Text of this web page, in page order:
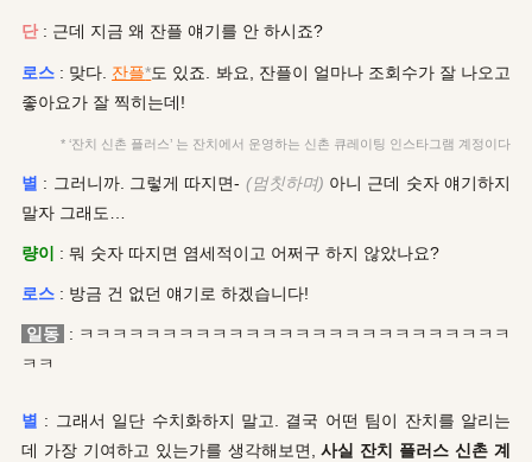
단: 근데 지금 왜 잔플 얘기를 안 하시죠?
로스 : 맞다. 잔플*도 있죠. 봐요, 잔플이 얼마나 조회수가 잘 나오고
좋아요가 잘 찍히는데!
* ‘잔치 신촌 플러스’ 는 잔치에서 운영하는 신촌 큐레이팅 인스타그램 계정이다
별 : 그러니까. 그렇게 따지면- (멈칫하며) 아니 근데 숫자 얘기하지
말자 그래도…
량이 : 뭐 숫자 따지면 염세적이고 어쩌구 하지 않았나요?
로스 : 방금 건 없던 얘기로 하겠습니다!
일동 : ㅋㅋㅋㅋㅋㅋㅋㅋㅋㅋㅋㅋㅋㅋㅋㅋㅋㅋㅋㅋㅋㅋㅋㅋㅋㅋ
ㅋㅋ
별 : 그래서 일단 수치화하지 말고. 결국 어떤 팀이 잔치를 알리는
데 가장 기여하고 있는가를 생각해보면,사실 잔치 플러스 신촌 계